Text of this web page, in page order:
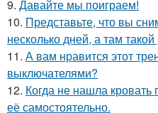
9. Давайте мы поиграем!
10. Представьте, что вы
несколько дней, а там
11. А вам нравится этот
выключателями?
12. Когда не нашла кровать
её самостоятельно.